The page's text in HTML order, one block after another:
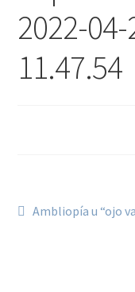
2022-04-
11.47.54
Ambliopía u “ojo